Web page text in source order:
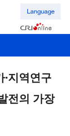
Language
지역연구
전의 가장